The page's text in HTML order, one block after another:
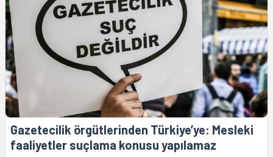
Gazetecilik örgütlerinden Türkiye’ye: Mesleki
faaliyetler suçlama konusu yapılamaz